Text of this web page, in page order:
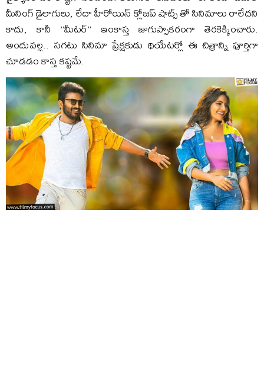
మీనింగ్ డైలాగులు, లేదా హీరోయిన్ క్లోజప్ షాట్స్ తో సినిమాలు రాలేదని
కాదు, కానీ “మీటర్” ఇంకాస్త జుగుప్సాకరంగా తెరకెక్కించారు.
అందువల్ల.. సగటు సినిమా ప్రేక్షకుడు థియేటర్లో ఈ చిత్రాన్ని పూర్తిగా
చూడడం కాస్త కష్టమే.